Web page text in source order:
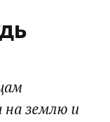
на землю и